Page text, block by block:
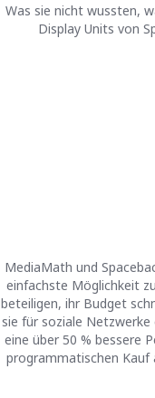
Was sie nicht wussten,
Display Units von
MediaMath und
einfachste Möglichkeit
beteiligen, ihr Budget
sie für soziale
eine über 50 % bessere
programmatischen Kauf